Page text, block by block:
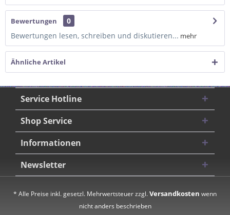
Bewertungen
0
Bewertungen lesen, schreiben und diskutieren... mehr
Ähnliche Artikel
Service Hotline
Shop Service
Informationen
Newsletter
* Alle Preise inkl. gesetzl. Mehrwertsteuer zzgl.Versandkosten wenn
nicht anders beschrieben